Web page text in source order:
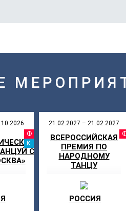
С
21.02.2027 – 21.02.2027
ВСЕРОССИЙСКАЯ
ПРЕМИЯ ПО
НАРОДНОМУ
ТАНЦУ
РОССИЯ